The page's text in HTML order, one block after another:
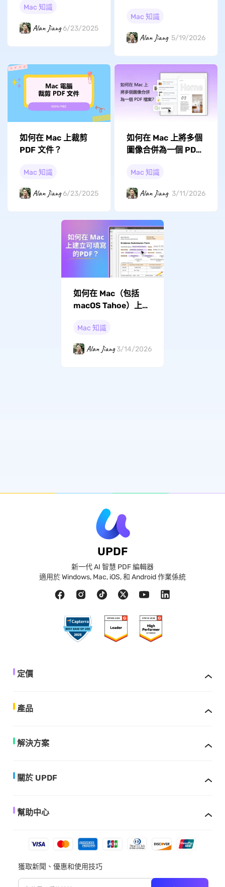
Mac 知識
Alan Jiang 6/23/2025
Mac 知識
Alan Jiang 5/19/2026
如何在 Mac 上裁剪
PDF 文件？
Mac 知識
Alan Jiang 6/23/2025
如何在 Mac 上將多個
圖像合併為一個 PDF
Mac 知識
Alan Jiang 3/11/2026
如何在 Mac（包括
macOS Tahoe）上建
Mac 知識
Alan Jiang 3/14/2026
UPDF
新一代 AI 智慧 PDF 編輯器
適用於 Windows, Mac, iOS, 和 Android 作業係統
定價
產品
解決方案
關於 UPDF
幫助中心
獲取新聞、優惠和使用技巧